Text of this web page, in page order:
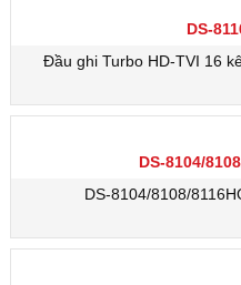
DS-
Đầu ghi Turbo HD-TVI 16
DS-8104/
DS-8104/8108/